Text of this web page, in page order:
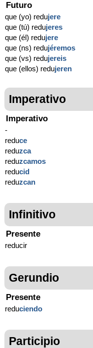
Futuro
que (yo) redujere
que (tú) redujeres
que (él) redujere
que (ns) redujéremos
que (vs) redujereis
que (ellos) redujeren
Imperativo
Imperativo
-
reduce
reduzca
reduzcamos
reducid
reduzcan
Infinitivo
Presente
reducir
Gerundio
Presente
reduciendo
Participio